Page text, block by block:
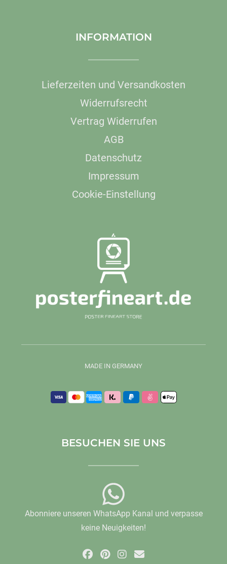
INFORMATION
Lieferzeiten und Versandkosten
Widerrufsrecht
Vertrag Widerrufen
AGB
Datenschutz
Impressum
Cookie-Einstellung
MADE IN GERMANY
BESUCHEN SIE UNS
Abonniere unseren WhatsApp Kanal und verpasse
keine Neuigkeiten!